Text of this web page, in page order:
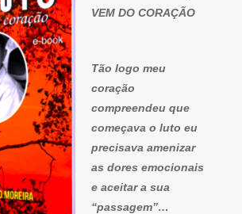
VEM DO CORAÇÃO
Tão logo meu
coração
compreendeu que
começava o luto eu
precisava amenizar
as dores emocionais
e aceitar a sua
“passagem”…